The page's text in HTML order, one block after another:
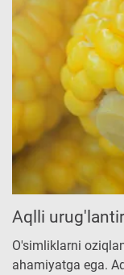
Aqlli
O'simliklarni
ahamiyatga ega.